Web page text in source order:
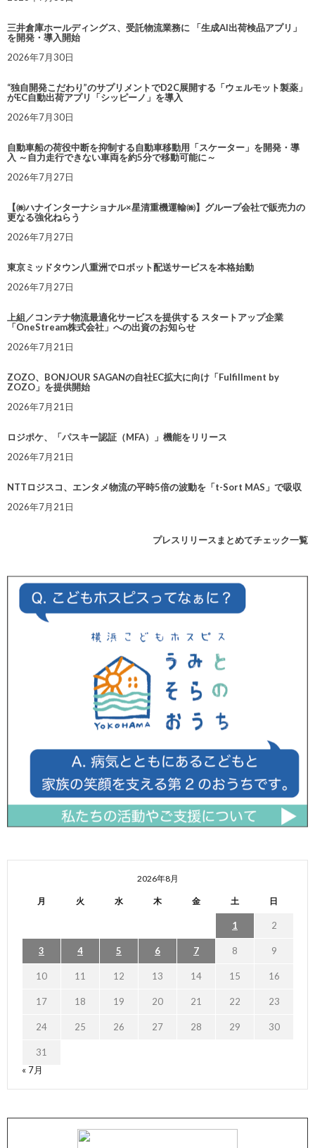
三井倉庫ホールディングス、受託物流業務に 「生成AI出荷検品アプリ」
を開発・導入開始
2026年7月30日
“独自開発こだわり”のサプリメントでD2C展開する「ウェルモット製薬」
がEC自動出荷アプリ「シッピーノ」を導入
2026年7月30日
自動車船の荷役中断を抑制する自動車移動用「スケーター」を開発・導
入 ～自力走行できない車両を約5分で移動可能に～
2026年7月27日
【㈱ハナインターナショナル×星清重機運輸㈱】グループ会社で販売力の
更なる強化ねらう
2026年7月27日
東京ミッドタウン八重洲でロボット配送サービスを本格始動
2026年7月27日
上組／コンテナ物流最適化サービスを提供する スタートアップ企業
「OneStream株式会社」への出資のお知らせ
2026年7月21日
ZOZO、BONJOUR SAGANの自社EC拡大に向け「Fulfillment by
ZOZO」を提供開始
2026年7月21日
ロジポケ、「パスキー認証（MFA）」機能をリリース
2026年7月21日
NTTロジスコ、エンタメ物流の平時5倍の波動を「t-Sort MAS」で吸収
2026年7月21日
プレスリリースまとめてチェック一覧
2026年8月
月 火 水 木 金 土 日
1 2
3 4 5 6 7 8 9
10 11 12 13 14 15 16
17 18 19 20 21 22 23
24 25 26 27 28 29 30
31
« 7月